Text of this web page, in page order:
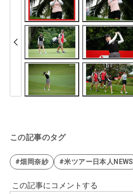
この記事のタグ
#畑岡奈紗 #米ツアー日本人NEWS